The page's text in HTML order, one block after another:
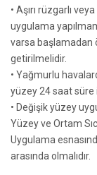
• Aşırı rüzgarlı
uygulama
varsa başlamadan
getirilmelidir.
• Yağmurlu
yüzey 24 saat süre
• Değişik yüzey
Yüzey ve Ortam
Uygulama
arasında olmalıdır.